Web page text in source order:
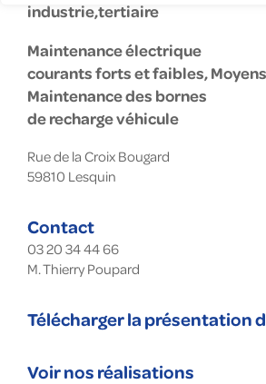
industrie,tertiaire
Maintenance électrique
courants forts et faibles,
Maintenance des bornes
de recharge véhicule
Rue de la Croix Bougard
59810 Lesquin
Contact
03 20 34 44 66
M. Thierry Poupard
Télécharger la présentation
Voir nos réalisations